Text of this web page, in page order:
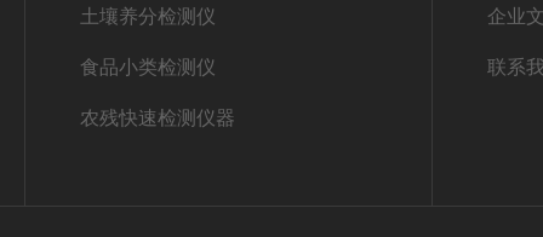
土壤养分检测仪
食品小类检测仪
农残快速检测仪器
企业
联系